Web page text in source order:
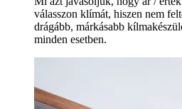
válasszon klímát, hiszen nem
drágább, márkásabb
minden esetben.